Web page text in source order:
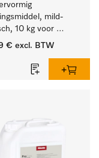
mild-
10 kg voor
en -
€ excl. BTW